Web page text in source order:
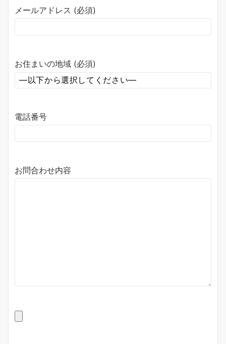
メールアドレス (必須)
お住まいの地域 (必須)
電話番号
お問合わせ内容